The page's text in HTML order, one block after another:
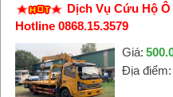
Dịch Vụ Cứu Hộ
Hotline 0868.15.3579
Giá:
Địa điểm: